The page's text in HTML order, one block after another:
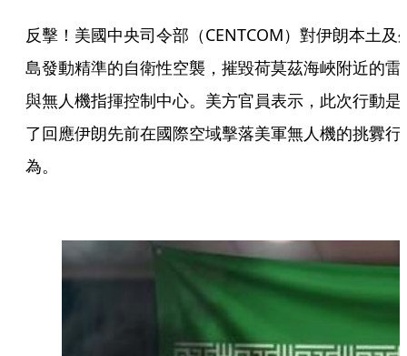
反擊！美國中央司令部（CENTCOM）對伊朗本土及
島發動精準的自衛性空襲，摧毀荷莫茲海峽附近的雷
與無人機指揮控制中心。美方官員表示，此次行動是
了回應伊朗先前在國際空域擊落美軍無人機的挑釁行
為。